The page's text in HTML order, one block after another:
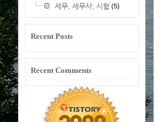
세무, 세무사, 시험 (5)
Recent Posts
Recent Comments